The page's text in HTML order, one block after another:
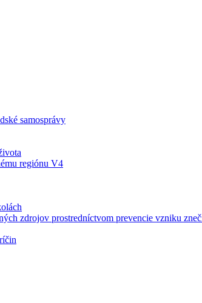
samosprávy
regiónu V4
zdrojov prostredníctvom prevencie vzniku